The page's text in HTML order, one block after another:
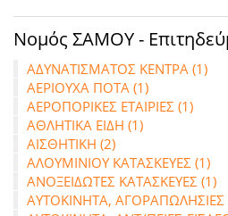
Νομός ΣΑΜΟΥ -
ΑΔΥΝΑΤΙΣΜΑΤΟΣ ΚΕΝΤΡΑ (1)
ΑΕΡΙΟΥΧΑ ΠΟΤΑ (1)
ΑΕΡΟΠΟΡΙΚΕΣ ΕΤΑΙΡΙΕΣ (1)
ΑΘΛΗΤΙΚΑ ΕΙΔΗ (1)
ΑΙΣΘΗΤΙΚΗ (2)
ΑΛΟΥΜΙΝΙΟΥ ΚΑΤΑΣΚΕΥΕΣ (1)
ΑΝΟΞΕΙΔΩΤΕΣ ΚΑΤΑΣΚΕΥΕΣ (1)
ΑΥΤΟΚΙΝΗΤΑ, ΑΓΟΡΑΠΩΛΗΣΙΕΣ